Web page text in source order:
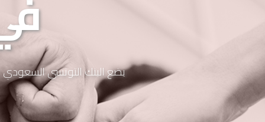
يضع البنك التونسي السعودي